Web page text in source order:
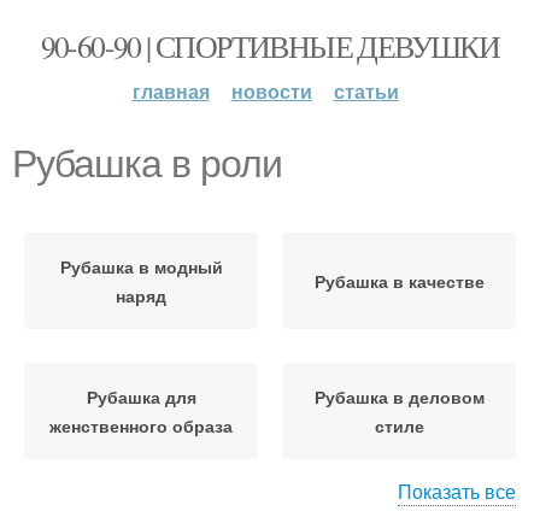
90-60-90 | СПОРТИВНЫЕ ДЕВУШКИ
главная новости статьи
Рубашка в роли
Рубашка в модный
наряд
Рубашка в качестве
Рубашка для
женственного образа
Рубашка в деловом
стиле
Показать все